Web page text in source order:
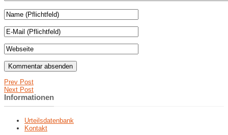
Prev Post
Next Post
Informationen
Urteilsdatenbank
Kontakt